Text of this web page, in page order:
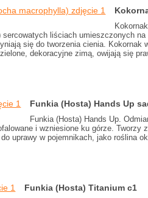
liściach umieszczonych
się do tworzenia cienia.
dekoracyjne zimą, owijają się
Funkia (Hosta) Hands Up
Funkia (Hosta) Hands Up.
i wzniesione ku górze.
uprawy w pojemnikach, jako roślina
Funkia (Hosta) Titanium c1